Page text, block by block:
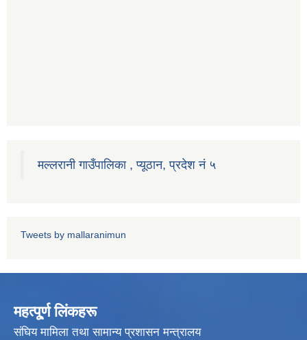
मल्लरानी गाउँपालिका , प्यूठान, प्रदेश नं ५
Tweets by mallaranimun
महत्पू्र्ण लिंकहरू
संघिय मामिला तथा सामान्य प्रशासन मन्त्रालय